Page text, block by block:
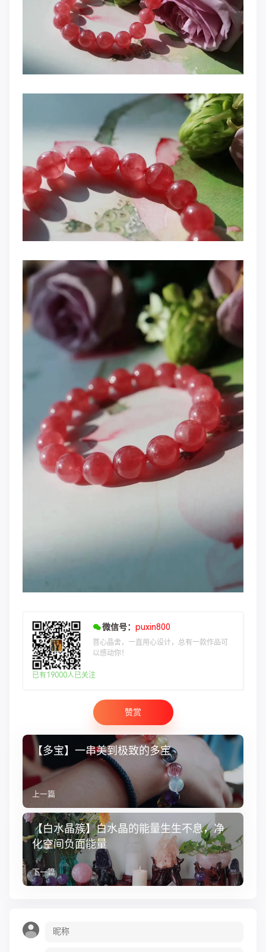
微信号： puxin800
菩心晶舍，一直用心设计，总有一款作品可
以感动你！
已有19000人已关注
赞赏
【多宝​】一​串​美到极致​的​多​宝
上一篇
【白水​晶​簇】白水晶​的​能量生生不息，净
化空​间负面​能量
下一篇